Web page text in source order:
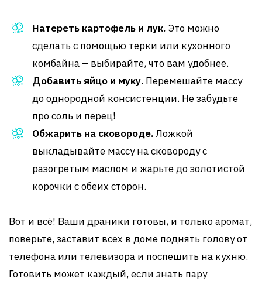
Натереть картофель и лук. Это можно
сделать с помощью терки или кухонного
комбайна – выбирайте, что вам удобнее.
Добавить яйцо и муку. Перемешайте массу
до однородной консистенции. Не забудьте
про соль и перец!
Обжарить на сковороде.Ложкой
выкладывайте массу на сковороду с
разогретым маслом и жарьте до золотистой
корочки с обеих сторон.
Вот и всё! Ваши драники готовы, и только аромат,
поверьте, заставит всех в доме поднять голову от
телефона или телевизора и поспешить на кухню.
Готовить может каждый, если знать пару